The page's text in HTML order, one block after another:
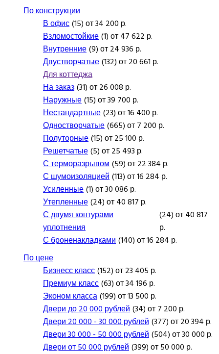
По конструкции
В офис(15) от 34 200 р.
Взломостойкие(1) от 47 622 р.
Внутренние(9) от 24 936 р.
Двустворчатые(132) от 20 661 р.
Для коттеджа
На заказ(31) от 26 008 р.
Наружные(15) от 39 700 р.
Нестандартные(23) от 16 400 р.
Одностворчатые(665) от 7 200 р.
Полуторные(15) от 25 100 р.
Решетчатые(5) от 25 493 р.
С терморазрывом(59) от 22 384 р.
С шумоизоляцией(113) от 16 284 р.
Усиленные(1) от 30 086 р.
Утепленные(24) от 40 817 р.
С двумя контурами
уплотнения
(24) от 40 817
р.
С броненакладками(140) от 16 284 р.
По цене
Бизнесс класс(152) от 23 405 р.
Премиум класс(63) от 34 196 р.
Эконом класса(199) от 13 500 р.
Двери до 20 000 рублей(34) от 7 200 р.
Двери 20 000 - 30 000 рублей(377) от 20 394 р.
Двери 30 000 - 50 000 рублей(504) от 30 000 р.
Двери от 50 000 рублей(399) от 50 000 р.